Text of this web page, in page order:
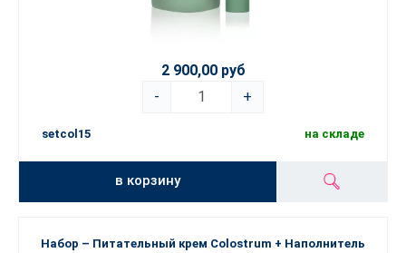
2 900,00 руб
-
+
setcol15 на складе
в корзину
Набор – Питательный крем Colostrum + Наполнитель